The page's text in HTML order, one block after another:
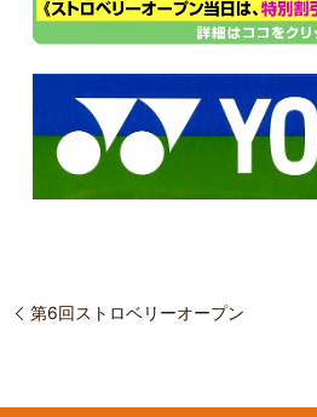
第6回ストロベリーオープン